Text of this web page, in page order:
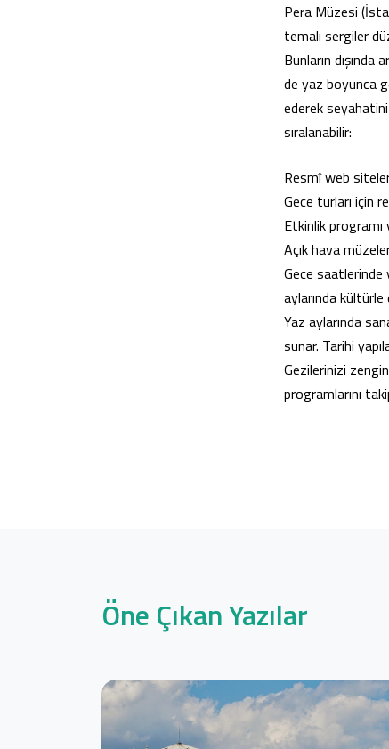
Pera Müzesi
temalı sergiler
Bunların
de yaz boyunca
ederek
sıralanabilir:
Resmî web
Gece turları için
Etkinlik
Açık hava
Gece
aylarında
Yaz aylarında
sunar. Tarihi
Gezilerinizi
programlarını
Öne Çıkan Yazılar